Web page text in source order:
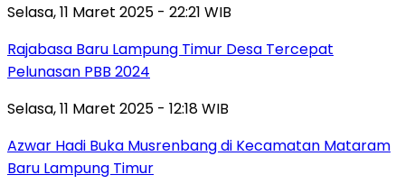
Selasa, 11 Maret 2025 - 22:21 WIB
Rajabasa Baru Lampung Timur Desa Tercepat
Pelunasan PBB 2024
Selasa, 11 Maret 2025 - 12:18 WIB
Azwar Hadi Buka Musrenbang di Kecamatan Mataram
Baru Lampung Timur